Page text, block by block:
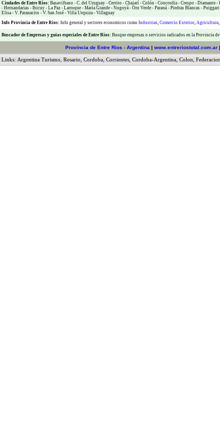
Ciudades de Entre Ríos: Basavilbaso - C. del Uruguay - Cerrito - Chajarí - Colón - Concordia - Crespo - Diamante -
- Hernandarias - Ibicuy - La Paz - Larroque - María Grande - Nogoyá - Oro Verde - Paraná - Piedras Blancas - Puiggari
Elisa - V. Paranacito - V. San José - Villa Urquiza - Villaguay
Info Provincia de Entre Rios: Info general y sectores economicos como Industrias, Comercio Exterior, Agricultura,
Buscador de Empresas y guias especiales de Entre Rios: Busque empresas o servicios radicados en la Provincia
Provincia de Entre Rios - Argentina | www.entreriostotal.com.ar
Links: Argentina Turismo Rosario Cordoba Corrientes Cordoba-Argentina Colon